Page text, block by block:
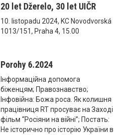
20 let Džerelo, 30 let UIČR
10. listopadu 2024, KC Novodvorská
1013/151, Praha 4, 15.00
Porohy 6.2024
Інформаційна допомога
біженцям; Правознавство;
Інфовійна: Божа роса. Як колишня
працівниця RT просуває на Заході
фільм “Росіяни на війні”; Постать:
Не історично про історію України в